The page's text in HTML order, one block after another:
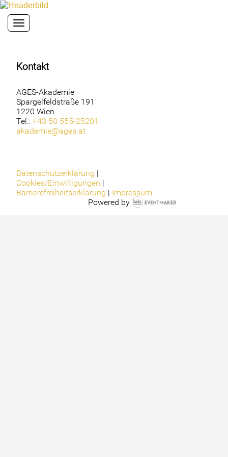
Toggle navigation
Kontakt
AGES-Akademie
Spargelfeldstraße 191
1220 Wien
Tel.: +43 50 555-25201
akademie@ages.at
Datenschutzerklärung |
Cookies/Einwilligungen |
Barrierefreiheitserklärung | Impressum
Powered by